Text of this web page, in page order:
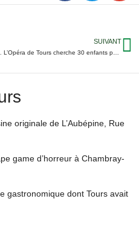
SUIVANT
L’Opéra de Tours cherche 30 enfants pour créer un spectacle
originale de L’Aubépine, Rue
game d’horreur à Chambray-
gastronomique dont Tours avait